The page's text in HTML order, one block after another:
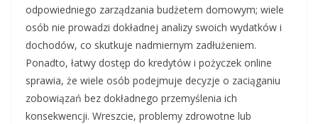
odpowiedniego zarządzania budżetem domowym; wiele
osób nie prowadzi dokładnej analizy swoich wydatków i
dochodów, co skutkuje nadmiernym zadłużeniem.
Ponadto, łatwy dostęp do kredytów i pożyczek online
sprawia, że wiele osób podejmuje decyzje o zaciąganiu
zobowiązań bez dokładnego przemyślenia ich
konsekwencji. Wreszcie, problemy zdrowotne lub